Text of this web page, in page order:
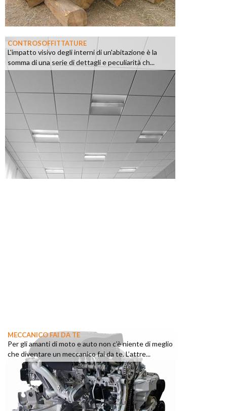
CONTROSOFFITTATURE
L'impatto visivo degli interni di un'abitazione è la
somma di una serie di dettagli e peculiarità ch...
MECCANICO FAI DA TE
Per gli amanti di moto e auto non c’è niente di meglio
che diventare un meccanico fai da te. L’attre...